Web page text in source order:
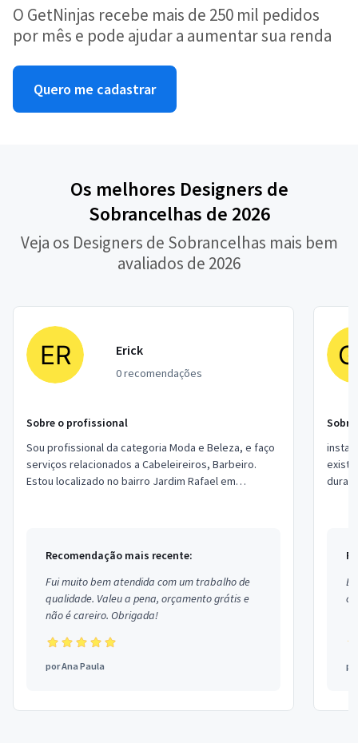
O GetNinjas recebe mais de 250 mil pedidos
por mês e pode ajudar a aumentar sua renda
Quero me cadastrar
Os melhores Designers de
Sobrancelhas de 2026
Veja os Designers de Sobrancelhas mais bem
avaliados de 2026
Erick
0 recomendações
Sobre o profissional
Sou profissional da categoria Moda e Beleza, e faço
serviços relacionados a Cabeleireiros, Barbeiro.
Estou localizado no bairro Jardim Rafael em
Recomendação mais recente:
Fui muito bem atendida com um trabalho de
qualidade. Valeu a pena, orçamento grátis e
não é careiro. Obrigada!
porAna Paula
insta :
existe em você!